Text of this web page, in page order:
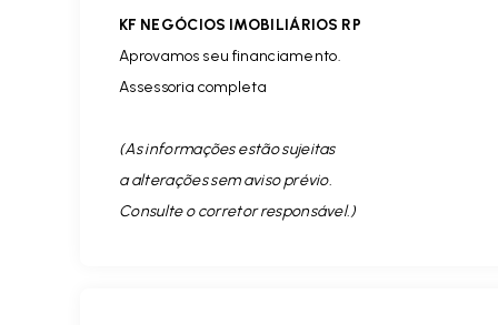
KF NEGÓCIOS IMOBILIÁRIOS RP
Aprovamos seu financiamento.
Assessoria completa
(As informações estão sujeitas
a alterações sem aviso prévio.
Consulte o corretor responsável. )